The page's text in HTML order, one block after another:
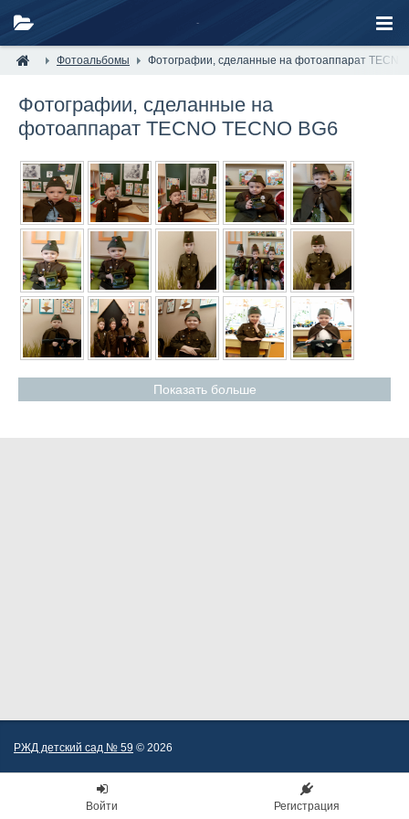
Фотоальбомы Фотографии, сделанные на фотоаппарат TECNO
Фотографии, сделанные на
фотоаппарат TECNO TECNO BG6
Показать больше
РЖД детский сад № 59 © 2026
Войти Регистрация